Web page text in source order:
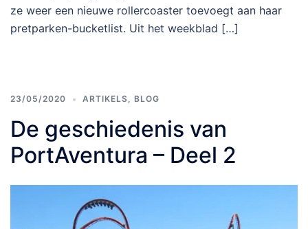
ze weer een nieuwe rollercoaster toevoegt aan haar
pretparken-bucketlist. Uit het weekblad […]
23/05/2020 ARTIKELS BLOG
De geschiedenis van
PortAventura – Deel 2